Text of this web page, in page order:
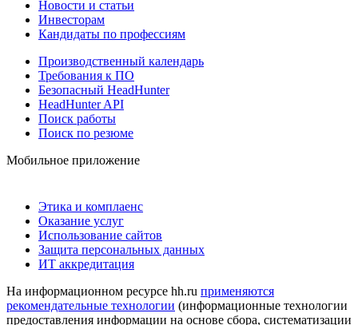
Новости и статьи
Инвесторам
Кандидаты по профессиям
Производственный календарь
Требования к ПО
Безопасный HeadHunter
HeadHunter API
Поиск работы
Поиск по резюме
Мобильное приложение
Этика и комплаенс
Оказание услуг
Использование сайтов
Защита персональных данных
ИТ аккредитация
На информационном ресурсе hh.ru применяются
рекомендательные технологии (информационные технологии
предоставления информации на основе сбора, систематизации